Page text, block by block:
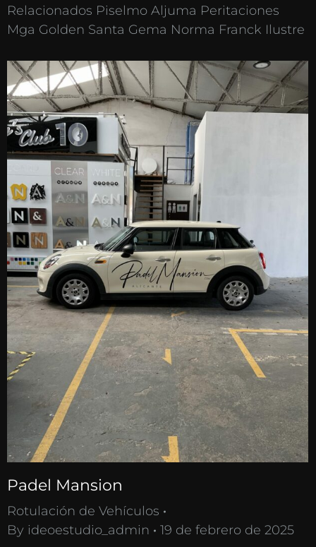
Relacionados Piselmo Aljuma Peritaciones
Mga Golden Santa Gema Norma Franck Ilustre
Padel Mansion
Rotulación de Vehículos
By ideoestudio_admin
19 de febrero de 2025